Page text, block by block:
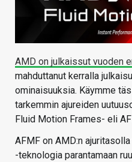
VAIHDA TEEMA
HAKU
AMD on julkaissut vuoden
mahduttanut kerralla
ominaisuuksia. Käymme
tarkemmin ajureiden
Fluid Motion Frames- eli
AFMF on AMD:n
-teknologia parantamaan